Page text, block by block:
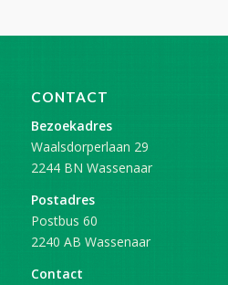
CONTACT
Bezoekadres
Waalsdorperlaan 29
2244 BN Wassenaar
Postadres
Postbus 60
2240 AB Wassenaar
Contact